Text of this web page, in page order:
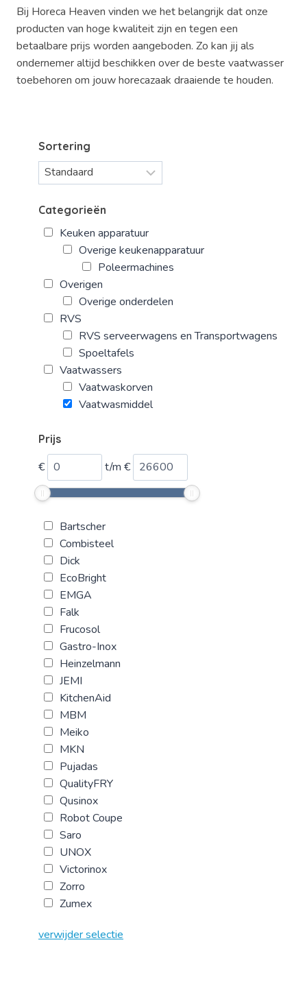
Bij Horeca Heaven vinden we het belangrijk dat onze
producten van hoge kwaliteit zijn en tegen een
betaalbare prijs worden aangeboden. Zo kan jij als
ondernemer altijd beschikken over de beste vaatwasser
toebehoren om jouw horecazaak draaiende te houden.
Sortering
Categorieën
Keuken apparatuur
Overige keukenapparatuur
Poleermachines
Overigen
Overige onderdelen
RVS
RVS serveerwagens en Transportwagens
Spoeltafels
Vaatwassers
Vaatwaskorven
Vaatwasmiddel
Prijs
€ t/m €
Bartscher
Combisteel
Dick
EcoBright
EMGA
Falk
Frucosol
Gastro-Inox
Heinzelmann
JEMI
KitchenAid
MBM
Meiko
MKN
Pujadas
QualityFRY
Qusinox
Robot Coupe
Saro
UNOX
Victorinox
Zorro
Zumex
verwijder selectie